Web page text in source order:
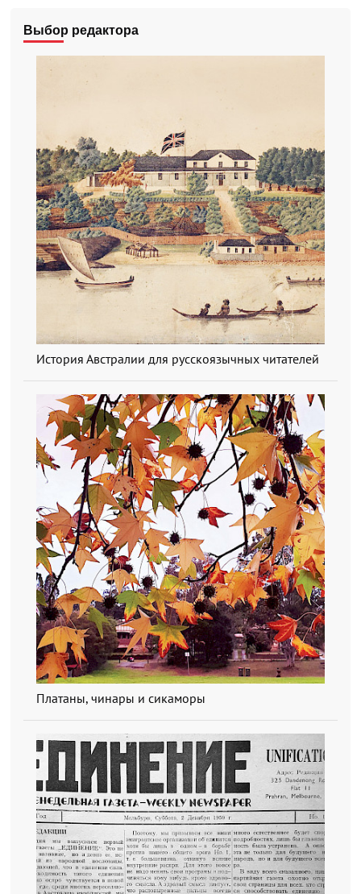
Выбор редактора
История Австралии для русскоязычных читателей
Платаны, чинары и сикаморы